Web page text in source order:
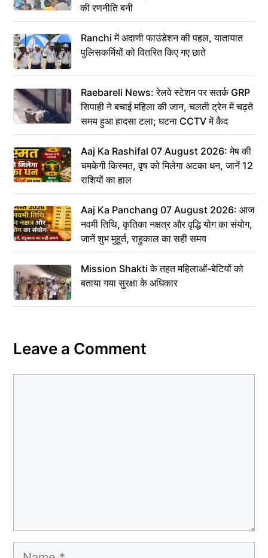
की रणनीति बनी
Ranchi में अदाणी फाउंडेशन की पहल, यातायात
पुलिसकर्मियों को वितरित किए गए छाते
Raebareli News: रेलवे स्टेशन पर सतर्क GRP
सिपाही ने बचाई महिला की जान, चलती ट्रेन में चढ़ते
समय हुआ हादसा टला; घटना CCTV में कैद
Aaj Ka Rashifal 07 August 2026: मेष की
चमकेगी किस्मत, वृष को मिलेगा अटका धन, जानें 12
राशियों का हाल
Aaj Ka Panchang 07 August 2026: आज
नवमी तिथि, कृतिका नक्षत्र और वृद्धि योग का संयोग,
जानें शुभ मुहूर्त, राहुकाल का सही समय
Mission Shakti के तहत महिलाओं-बेटियों को
बताया गया सुरक्षा के अधिकार
Leave a Comment
Name